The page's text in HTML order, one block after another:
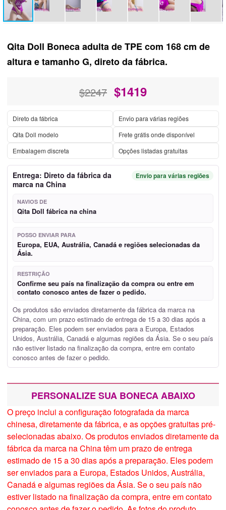
Qita Doll Boneca adulta de TPE com 168 cm de
altura e tamanho G, direto da fábrica.
$2247 $1419
Direto da fábrica
Envio para várias regiões
Qita Doll modelo
Frete grátis onde disponível
Embalagem discreta
Opções listadas gratuitas
Entrega: Direto da fábrica da
marca na China
Envio para várias regiões
NAVIOS DE
Qita Doll fábrica na china
POSSO ENVIAR PARA
Europa, EUA, Austrália, Canadá e regiões selecionadas da
Ásia.
RESTRIÇÃO
Confirme seu país na finalização da compra ou entre em
contato conosco antes de fazer o pedido.
Os produtos são enviados diretamente da fábrica da marca na
China, com um prazo estimado de entrega de 15 a 30 dias após a
preparação. Eles podem ser enviados para a Europa, Estados
Unidos, Austrália, Canadá e algumas regiões da Ásia. Se o seu país
não estiver listado na finalização da compra, entre em contato
conosco antes de fazer o pedido.
PERSONALIZE SUA BONECA ABAIXO
O preço inclui a configuração fotografada da marca
chinesa, diretamente da fábrica, e as opções gratuitas pré-
selecionadas abaixo. Os produtos enviados diretamente da
fábrica da marca na China têm um prazo de entrega
estimado de 15 a 30 dias após a preparação. Eles podem
ser enviados para a Europa, Estados Unidos, Austrália,
Canadá e algumas regiões da Ásia. Se o seu país não
estiver listado na finalização da compra, entre em contato